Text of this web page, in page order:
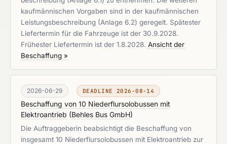
kaufmännischen Vorgaben sind in der kaufmännischen
Leistungsbeschreibung (Anlage 6.2) geregelt. Spätester
Liefertermin für die Fahrzeuge ist der 30.9.2028.
Frühester Liefertermin ist der 1.8.2028. Ansicht der
Beschaffung »
2026-06-29 DEADLINE 2026-08-14
Beschaffung von 10 Niederflursolobussen mit
Elektroantrieb (Behles Bus GmbH)
Die Auftraggeberin beabsichtigt die Beschaffung von
insgesamt 10 Niederflursolobussen mit Elektroantrieb zur